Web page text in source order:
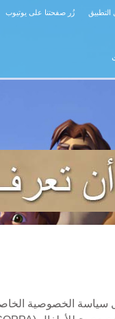
زُر صفحتنا على يوتيوب